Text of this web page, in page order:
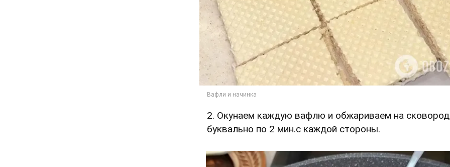
2. Окунаем каждую вафлю и обжариваем на
буквально по 2 мин.с каждой стороны.